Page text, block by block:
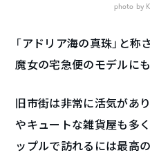
photo by
「アドリア海の真珠」と称
魔女の宅急便のモデルに
旧市街は非常に活気があ
やキュートな雑貨屋も多
ップルで訪れるには最高の